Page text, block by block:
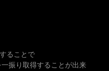
ることで
振り取得することが出来